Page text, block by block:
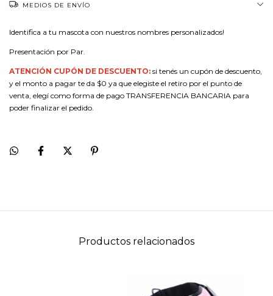
MEDIOS DE ENVÍO
Identifica a tu mascota con nuestros nombres personalizados!
Presentación por Par.
ATENCIÓN CUPÓN DE DESCUENTO: si tenés un cupón de descuento,
y el monto a pagar te da $0 ya que elegiste el retiro por el punto de
venta, elegí como forma de pago TRANSFERENCIA BANCARIA para
poder finalizar el pedido.
Productos relacionados